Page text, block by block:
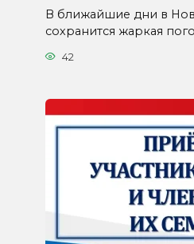
В ближайшие дни в
сохранится жаркая
42